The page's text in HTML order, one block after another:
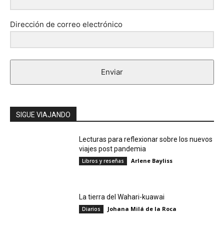
Dirección de correo electrónico
Enviar
SIGUE VIAJANDO
Lecturas para reflexionar sobre los nuevos
viajes post pandemia
Libros y reseñas Arlene Bayliss
La tierra del Wahari-kuawai
Diarios Johana Milá de la Roca